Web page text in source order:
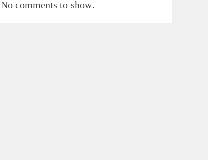
No comments to show.